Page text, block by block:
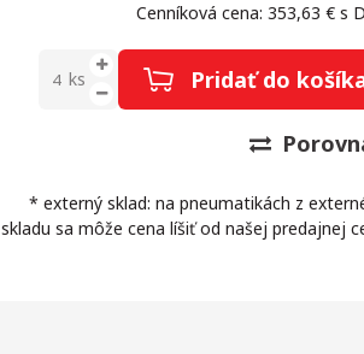
Cenníková cena: 353,63 € s
ks Pridať do
* externý sklad: na pneumatikách z
skladu sa môže cena líšiť od našej predajnej